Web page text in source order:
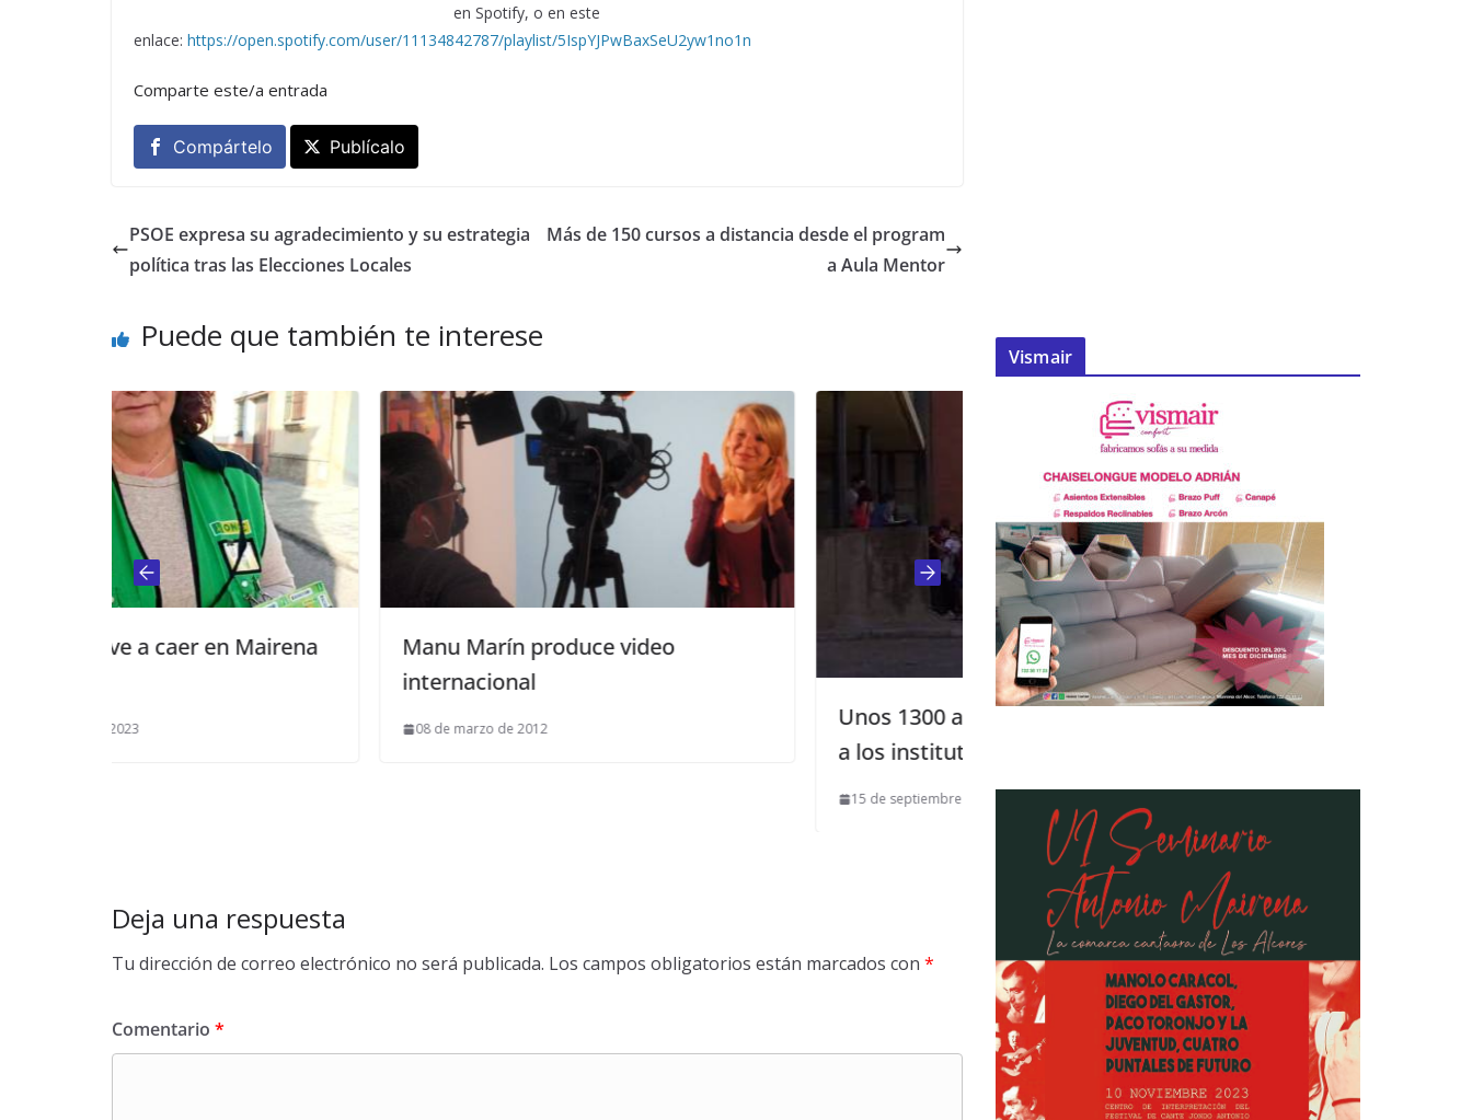
en Spotify, o en este
enlace: https://open.spotify.com/user/11134842787/playlist/5IspYJPwBaxSeU2yw1no1n
Comparte este/a entrada
Compártelo Publícalo
PSOE expresa su agradecimiento y su estrategia
política tras las Elecciones Locales
Más de 150 cursos a distancia desde el program
a Aula Mentor
Puede que también te interese
Manu Marín produce video
Unos 1300 alumnos han vuelto hoy
a los institutos maireneros
La suerte vuelve a caer en Mairena
con la ONCE
Deja una respuesta
Tu dirección de correo electrónico no será publicada. Los campos obligatorios están marcados con *
Comentario *
Vismair